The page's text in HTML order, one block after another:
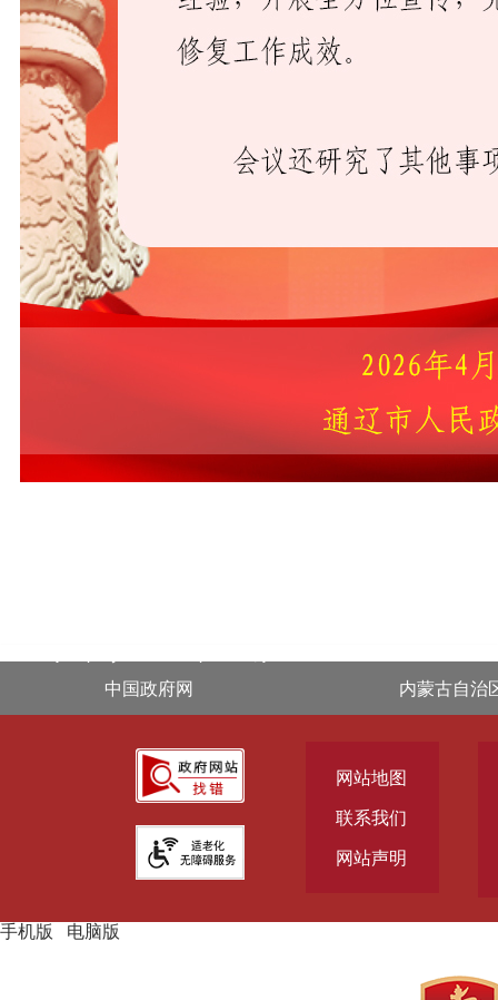
中国政府网
内蒙古自治
网站地图
联系我们
网站声明
手机版|电脑版
主办单位：通辽市人民政府主办